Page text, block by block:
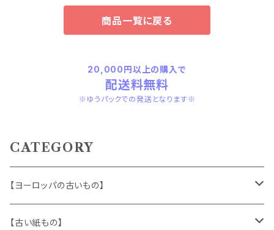
商品一覧に戻る
20,000円以上の購入で
配送料無料
※ゆうパックでの発送となります※
CATEGORY
【ヨーロッパの古いもの】
ヴィンテージアクセサリー
【古い紙もの】